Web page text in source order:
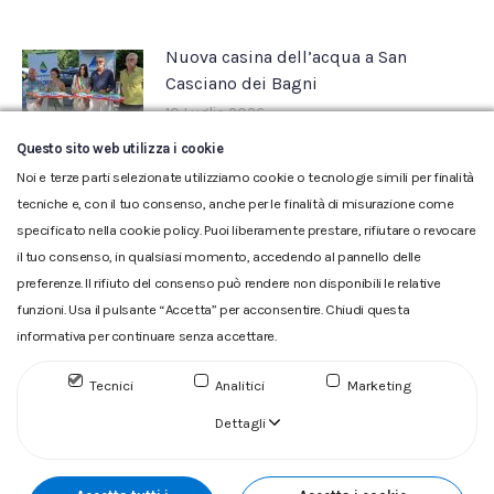
Nuova casina dell’acqua a San
Casciano dei Bagni
10 Luglio 2026
Glossario|Privacy|Cookie|Reclamo
fiscale 00304790538 (P.IVA) già iscritta al n.10.029 - Capitale
Questo sito web utilizza i cookie
Noi e terze parti selezionate utilizziamo cookie o tecnologie simili per finalità
tecniche e, con il tuo consenso, anche per le finalità di misurazione come
specificato nella cookie policy. Puoi liberamente prestare, rifiutare o revocare
il tuo consenso, in qualsiasi momento, accedendo al pannello delle
preferenze. Il rifiuto del consenso può rendere non disponibili le relative
funzioni. Usa il pulsante “Accetta” per acconsentire. Chiudi questa
informativa per continuare senza accettare.
Tecnici Analitici Marketing
Dettagli